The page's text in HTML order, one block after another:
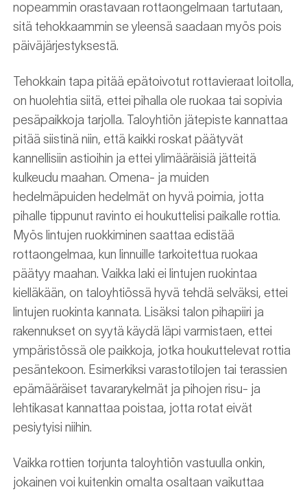
nopeammin orastavaan rottaongelmaan tartutaan,
sitä tehokkaammin se yleensä saadaan myös pois
päiväjärjestyksestä.
Tehokkain tapa pitää epätoivotut rottavieraat loitolla,
on huolehtia siitä, ettei pihalla ole ruokaa tai sopivia
pesäpaikkoja tarjolla. Taloyhtiön jätepiste kannattaa
pitää siistinä niin, että kaikki roskat päätyvät
kannellisiin astioihin ja ettei ylimääräisiä jätteitä
kulkeudu maahan. Omena- ja muiden
hedelmäpuiden hedelmät on hyvä poimia, jotta
pihalle tippunut ravinto ei houkuttelisi paikalle rottia.
Myös lintujen ruokkiminen saattaa edistää
rottaongelmaa, kun linnuille tarkoitettua ruokaa
päätyy maahan. Vaikka laki ei lintujen ruokintaa
kielläkään, on taloyhtiössä hyvä tehdä selväksi, ettei
lintujen ruokinta kannata. Lisäksi talon pihapiiri ja
rakennukset on syytä käydä läpi varmistaen, ettei
ympäristössä ole paikkoja, jotka houkuttelevat rottia
pesäntekoon. Esimerkiksi varastotilojen tai terassien
epämääräiset tavararykelmät ja pihojen risu- ja
lehtikasat kannattaa poistaa, jotta rotat eivät
pesiytyisi niihin.
Vaikka rottien torjunta taloyhtiön vastuulla onkin,
jokainen voi kuitenkin omalta osaltaan vaikuttaa